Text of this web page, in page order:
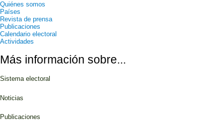
Quiénes somos
Países
Revista de prensa
Publicaciones
Calendario electoral
Actividades
Más información sobre...
Sistema electoral
Noticias
Publicaciones